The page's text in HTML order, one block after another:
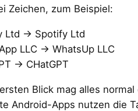
Zeichen, zum Beispiel:
Ltd → Spotify Ltd
LLC → WhatsUp LLC
→ CHatGPT
Blick mag alles
Android-Apps nutzen die